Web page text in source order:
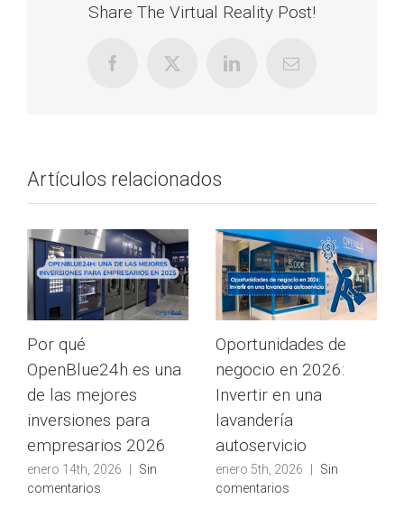
Share The Virtual Reality Post!
Artículos relacionados
Por qué
OpenBlue24h es una
de las mejores
inversiones para
empresarios 2026
enero 14th, 2026
Sin
comentarios
Oportunidades de
negocio en 2026:
Invertir en una
lavandería
autoservicio
enero 5th, 2026
Sin
comentarios